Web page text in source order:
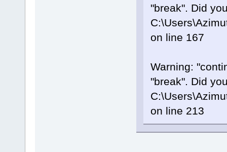
"break". Did
on line 167
Warning:
"break". Did
on line 213